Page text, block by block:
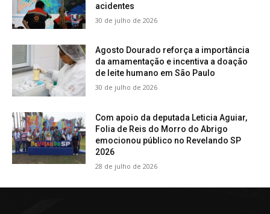
acidentes
30 de julho de 2026
Agosto Dourado reforça a importância
da amamentação e incentiva a doação
de leite humano em São Paulo
30 de julho de 2026
Com apoio da deputada Leticia Aguiar,
Folia de Reis do Morro do Abrigo
emocionou público no Revelando SP
2026
28 de julho de 2026